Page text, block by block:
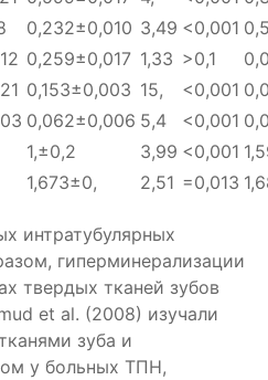
0,232±0,010 3,49 <0,001
0,259±0,017 1,33 >0,1
0,153±0,003 15, <0,001
0,062±0,006 5,4 <0,001
1,±0,2 3,99 <0,001
1,673±0, 2,51 =0,013
интратубулярных
гиперминерализации
твердых тканей зубов
et al. (2008) изучали
зуба и
у больных ТПН,